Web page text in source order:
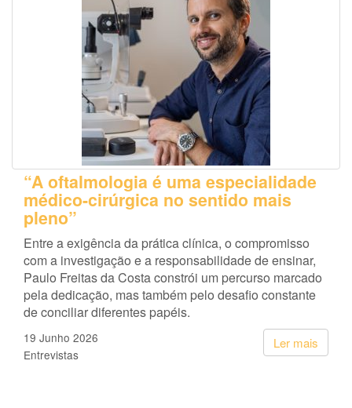
“A oftalmologia é uma especialidade
médico-cirúrgica no sentido mais
pleno”
Entre a exigência da prática clínica, o compromisso
com a investigação e a responsabilidade de ensinar,
Paulo Freitas da Costa constrói um percurso marcado
pela dedicação, mas também pelo desafio constante
de conciliar diferentes papéis.
Ler mais
19 Junho 2026
Entrevistas